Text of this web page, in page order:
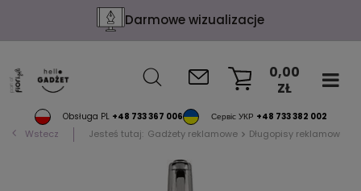
Darmowe wizualizacje
Obsługa PL +48 733 367 006 Сервіс УКР +48 733 382 002
0,00
ZŁ
Wstecz Jesteś tutaj: Gadżety reklamowe Długopisy reklamowe